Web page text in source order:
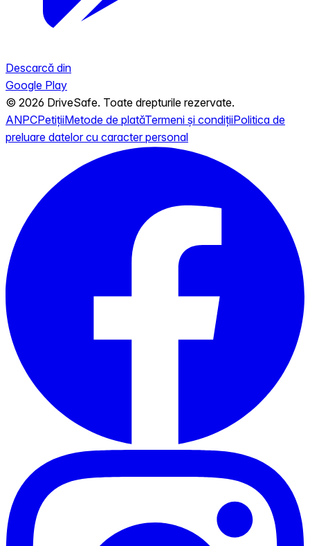
Descarcă din
Google Play
© 2026 DriveSafe. Toate drepturile rezervate.
ANPCPetițiiMetode de platăTermeni și condițiiPolitica de
preluare datelor cu caracter personal